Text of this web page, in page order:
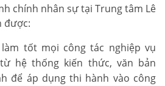
chính nhân sự tại Trung tâm Lê
được:
tốt mọi công tác nghiệp vụ
hệ thống kiến thức, văn bản
để áp dụng thi hành vào công